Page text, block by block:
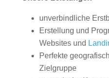
unverbindliche
Erstellung und
Websites und
Perfekte
Zielgruppe